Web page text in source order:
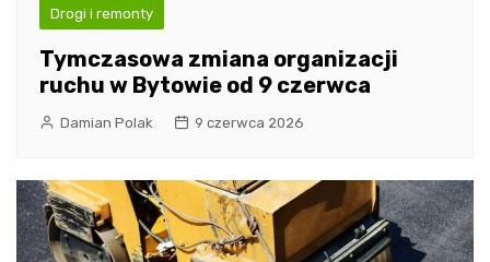
Drogi i remonty
Tymczasowa zmiana organizacji
ruchu w Bytowie od 9 czerwca
Damian Polak 9 czerwca 2026